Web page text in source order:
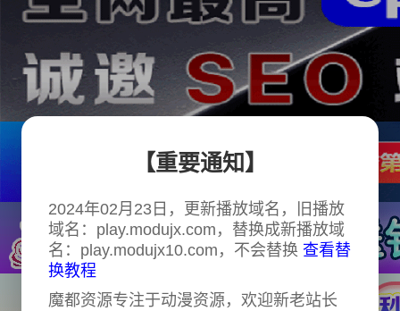
【重要通知】
2024年02月23日，更新播放域名，旧播放
域名：play.modujx.com，替换成新播放域
名：play.modujx10.com，不会替换 查看替
换教程
魔都资源专注于动漫资源，欢迎新老站长